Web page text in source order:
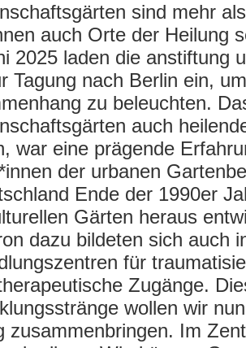
sind mehr
auch Orte der Heilung
2025 laden die anstiftung
Tagung nach Berlin ein,
zu beleuchten.
auch
war eine prägende
der urbanen
Ende der 1990er
Gärten heraus
dazu bildeten sich auch
für
Zugänge.
wollen wir
zusammenbringen. Im